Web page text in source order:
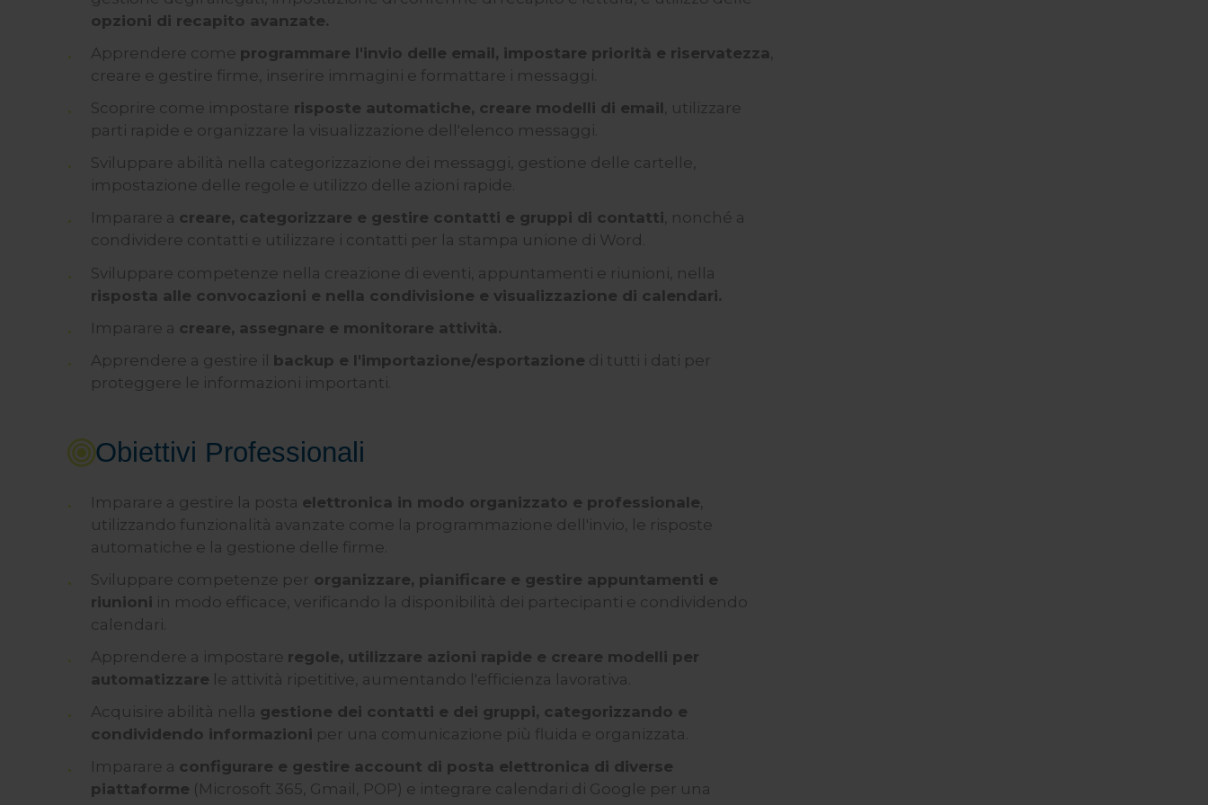
opzioni di recapito avanzate.
Apprendere come programmare l'invio delle email, impostare priorità e riservatezza,
creare e gestire firme, inserire immagini e formattare i messaggi.
Scoprire come impostare risposte automatiche, creare modelli di email, utilizzare
parti rapide e organizzare la visualizzazione dell'elenco messaggi.
Sviluppare abilità nella categorizzazione dei messaggi, gestione delle cartelle,
impostazione delle regole e utilizzo delle azioni rapide.
Imparare a creare, categorizzare e gestire contatti e gruppi di contatti, nonché a
condividere contatti e utilizzare i contatti per la stampa unione di Word.
Sviluppare competenze nella creazione di eventi, appuntamenti e riunioni, nella
risposta alle convocazioni e nella condivisione e visualizzazione di calendari.
Imparare a creare, assegnare e monitorare attività.
Apprendere a gestire il backup e l'importazione/esportazione di tutti i dati per
proteggere le informazioni importanti.
Obiettivi Professionali
Imparare a gestire la posta elettronica in modo organizzato e professionale,
utilizzando funzionalità avanzate come la programmazione dell'invio, le risposte
automatiche e la gestione delle firme.
Sviluppare competenze per organizzare, pianificare e gestire appuntamenti e
riunioni in modo efficace, verificando la disponibilità dei partecipanti e condividendo
calendari.
Apprendere a impostare regole, utilizzare azioni rapide e creare modelli per
automatizzare le attività ripetitive, aumentando l'efficienza lavorativa.
Acquisire abilità nella gestione dei contatti e dei gruppi, categorizzando e
condividendo informazioni per una comunicazione più fluida e organizzata.
Imparare a configurare e gestire account di posta elettronica di diverse
piattaforme (Microsoft 365, Gmail, POP) e integrare calendari di Google per una